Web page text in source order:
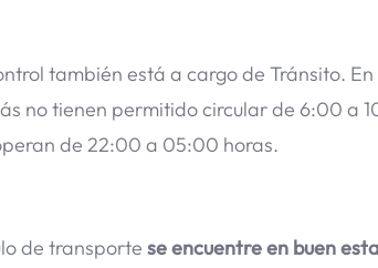
también está a cargo de Tránsito.
no tienen permitido circular de 6:00 a
de 22:00 a 05:00 horas.
de transporte se encuentre en buen